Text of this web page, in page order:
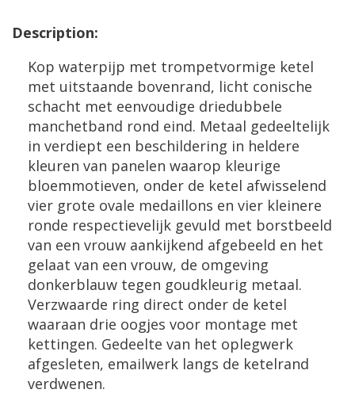
Description:
Kop waterpijp met trompetvormige ketel
met uitstaande bovenrand, licht conische
schacht met eenvoudige driedubbele
manchetband rond eind. Metaal gedeeltelijk
in verdiept een beschildering in heldere
kleuren van panelen waarop kleurige
bloemmotieven, onder de ketel afwisselend
vier grote ovale medaillons en vier kleinere
ronde respectievelijk gevuld met borstbeeld
van een vrouw aankijkend afgebeeld en het
gelaat van een vrouw, de omgeving
donkerblauw tegen goudkleurig metaal.
Verzwaarde ring direct onder de ketel
waaraan drie oogjes voor montage met
kettingen. Gedeelte van het oplegwerk
afgesleten, emailwerk langs de ketelrand
verdwenen.